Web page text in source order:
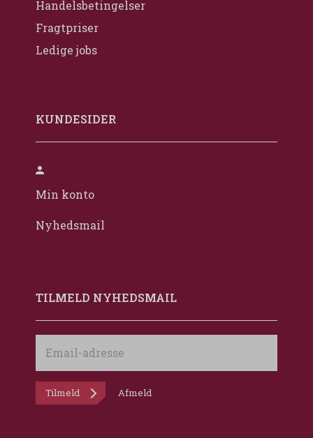
Handelsbetingelser
Fragtpriser
Ledige jobs
KUNDESIDER
Min konto
Nyhedsmail
TILMELD NYHEDSMAIL
adresse
Tilmeld Afmeld